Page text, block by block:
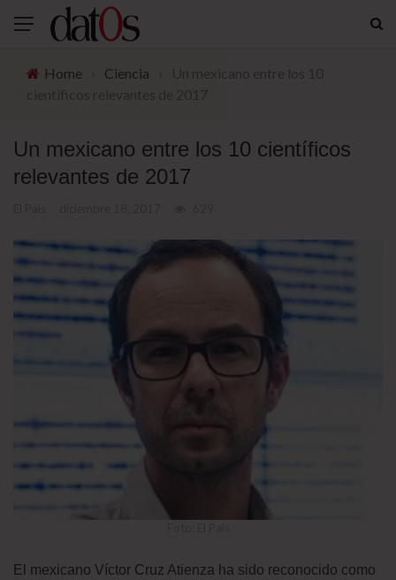
Home Ciencia
Un mexicano entre los 10 científicos
relevantes de 2017
El mexicano Víctor Cruz Atienza ha sido reconocido como